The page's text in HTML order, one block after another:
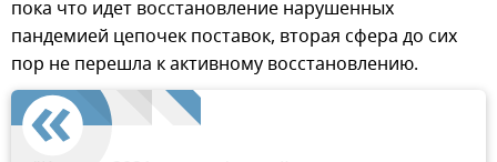
пока что идет восстановление нарушенных
пандемией цепочек поставок, вторая сфера до сих
пор не перешла к активному восстановлению.